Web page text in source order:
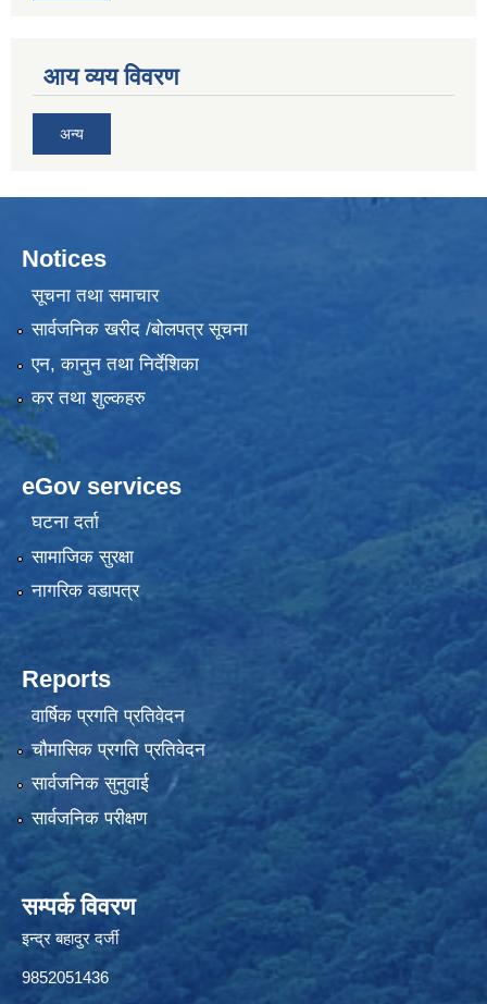
आय व्यय विवरण
अन्य
Notices
सूचना तथा समाचार
सार्वजनिक खरीद /बोलपत्र सूचना
एन, कानुन तथा निर्देशिका
कर तथा शुल्कहरु
eGov services
घटना दर्ता
सामाजिक सुरक्षा
नागरिक वडापत्र
Reports
वार्षिक प्रगति प्रतिवेदन
चौमासिक प्रगति प्रतिवेदन
सार्वजनिक सुनुवाई
सार्वजनिक परीक्षण
सम्पर्क विवरण
इन्द्र बहादुर दर्जी
9852051436